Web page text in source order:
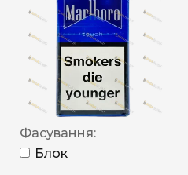
Фасування:
Блок